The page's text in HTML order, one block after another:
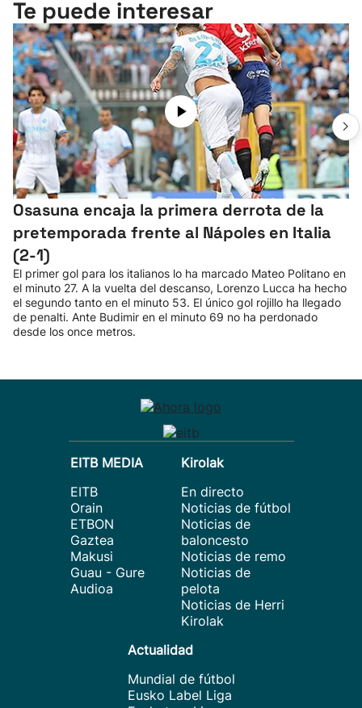
Te puede interesar
Osasuna encaja la primera derrota de la
pretemporada frente al Nápoles en Italia
(2-1)
El primer gol para los italianos lo ha marcado Mateo Politano en
el minuto 27. A la vuelta del descanso, Lorenzo Lucca ha hecho
el segundo tanto en el minuto 53. El único gol rojillo ha llegado
de penalti. Ante Budimir en el minuto 69 no ha perdonado
desde los once metros.
EITB MEDIA
EITB
Orain
ETBON
Gaztea
Makusi
Guau - Gure
Audioa
Kirolak
En directo
Noticias de fútbol
Noticias de
baloncesto
Noticias de remo
Noticias de
pelota
Noticias de Herri
Kirolak
Actualidad
Mundial de fútbol
Eusko Label Liga